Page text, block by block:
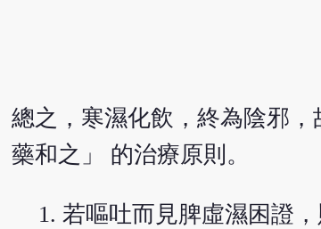
總之，寒濕化飲，終為陰邪
藥和之」 的治療原則。
若嘔吐而見脾虛濕困證